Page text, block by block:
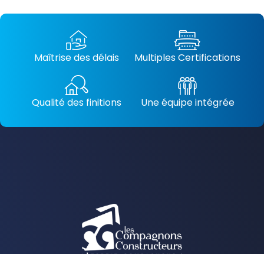
Maîtrise des délais Multiples Certifications
Qualité des finitions Une équipe intégrée